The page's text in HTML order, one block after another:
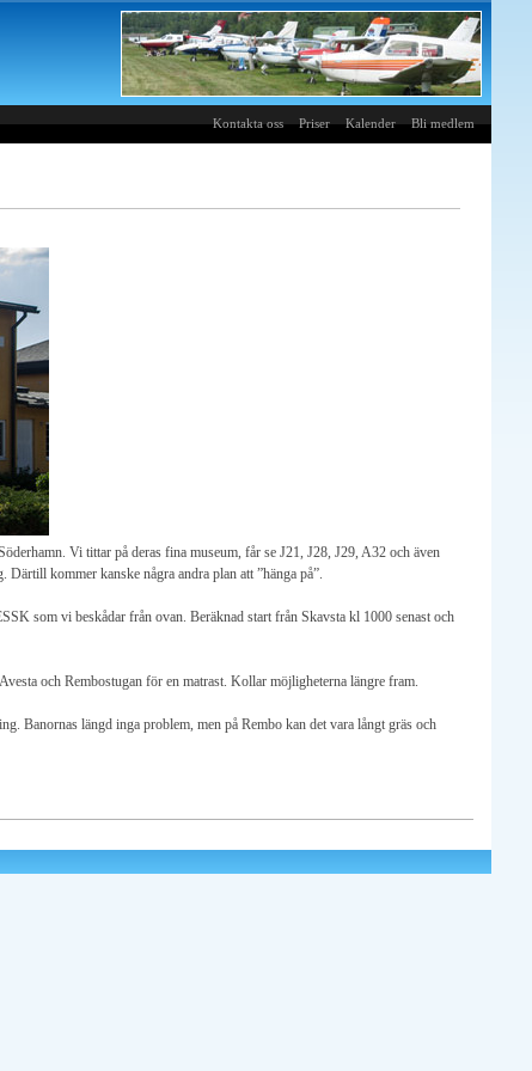
Kontakta oss Priser Kalender Bli medlem
Vi tittar på deras fina museum, får se J21, J28, J29, A32 och även
kommer kanske några andra plan att ”hänga på”.
som vi beskådar från ovan. Beräknad start från Skavsta kl 1000 senast och
och Rembostugan för en matrast. Kollar möjligheterna längre fram.
Banornas längd inga problem, men på Rembo kan det vara långt gräs och